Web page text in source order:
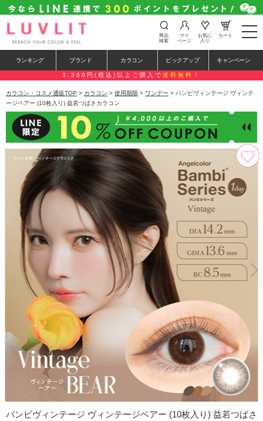
t
o
e
n
a
a
i
o
n
商品
検索
マイ
ページ
お気に
入り
カート
ランキング ブランド カラコン ピックアップ キャンペーン
3,300円(税込)以上ご購入で 送料無料！
カラコン・コスメ通販TOP > カラコン > 使用期限 > ワンデー > バンビヴィンテージ ヴィンテ
ージベアー (10枚入り) 益若つばさカラコン
バンビヴィンテージ ヴィンテージベアー (10枚入り) 益若つばさ